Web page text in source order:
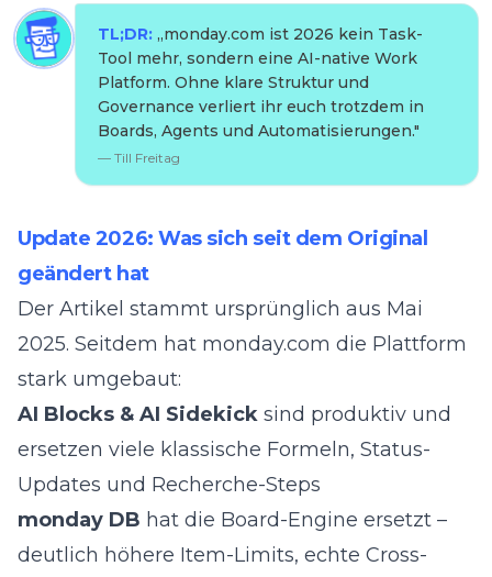
TL;DR: „monday.com ist 2026 kein Task-
Tool mehr, sondern eine AI-native Work
Platform. Ohne klare Struktur und
Governance verliert ihr euch trotzdem in
Boards, Agents und Automatisierungen."
— Till Freitag
Update 2026: Was sich seit dem Original
geändert hat
Der Artikel stammt ursprünglich aus Mai
2025. Seitdem hat monday.com die Plattform
stark umgebaut:
AI Blocks & AI Sidekick sind produktiv und
ersetzen viele klassische Formeln, Status-
Updates und Recherche-Steps
monday DB hat die Board-Engine ersetzt –
deutlich höhere Item-Limits, echte Cross-